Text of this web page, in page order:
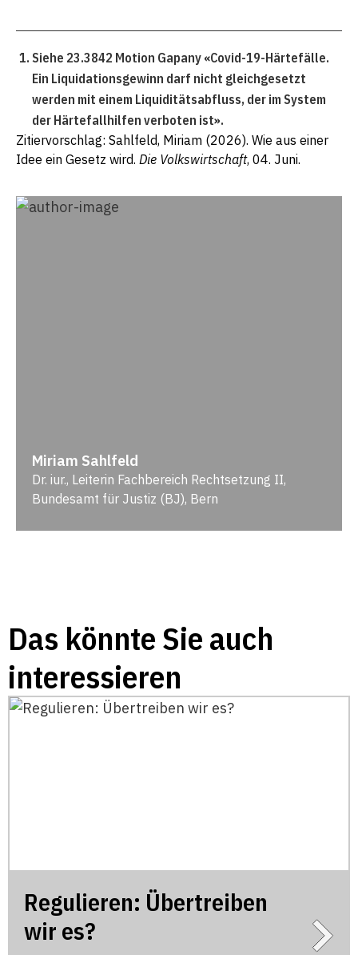
Siehe 23.3842 Motion Gapany «Covid-19-Härtefälle.
Ein Liquidationsgewinn darf nicht gleichgesetzt
werden mit einem Liquiditätsabfluss, der im System
der Härtefallhilfen verboten ist».
Zitiervorschlag: Sahlfeld, Miriam (2026). Wie aus einer
Idee ein Gesetz wird. Die Volkswirtschaft, 04. Juni.
Miriam Sahlfeld
Dr. iur., Leiterin Fachbereich Rechtsetzung II,
Bundesamt für Justiz (BJ), Bern
Das könnte Sie auch
interessieren
Regulieren: Übertreiben
wir es?